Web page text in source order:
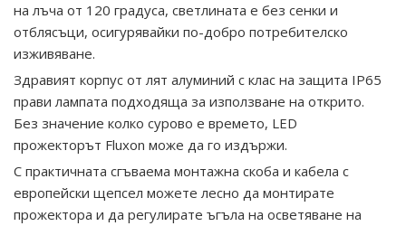
на лъча от 120 градуса, светлината е без сенки и
отблясъци, осигурявайки по-добро потребителско
изживяване.
Здравият корпус от лят алуминий с клас на защита IP65
прави лампата подходяща за използване на открито.
Без значение колко сурово е времето, LED
прожекторът Fluxon може да го издържи.
С практичната сгъваема монтажна скоба и кабела с
европейски щепсел можете лесно да монтирате
прожектора и да регулирате ъгъла на осветяване на